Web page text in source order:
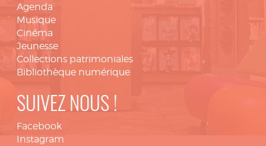
Agenda
Musique
Cinéma
Jeunesse
Collections patrimoniales
Bibliothèque numérique
SUIVEZ NOUS !
Facebook
Instagram